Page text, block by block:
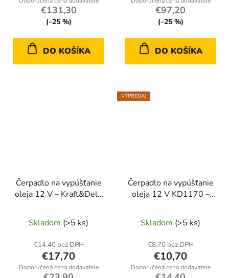
€131,30
(–25 %)
DO KOŠÍKA
€97,20
(–25 %)
DO KOŠÍKA
Čerpadlo na vypúšťanie
oleja 12 V – Kraft&Dele
Skladom (>5 ks)
€14,40 bez DPH
€17,70
VÝPREDAJ
Čerpadlo na vypúšťanie
oleja 12 V KD1170 –
Kraft&Dele
Skladom (>5 ks)
€8,70 bez DPH
€10,70